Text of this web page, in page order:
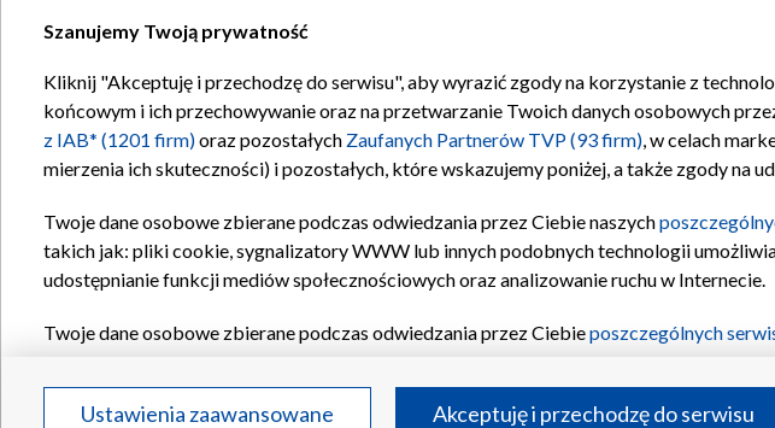
Regulamin TVP Polityka prywatności
Szanujemy Twoją prywatność
Kliknij "Akceptuję i przechodzę do serwisu", aby wyrazić zgody na korzystanie z
końcowym i ich przechowywanie oraz na przetwarzanie Twoich danych osobowych
z IAB* (1201 firm)oraz pozostałych Zaufanych Partnerów TVP (93 firm), w celach
mierzenia ich skuteczności) i pozostałych, które wskazujemy poniżej, a także zgody na
Twoje dane osobowe zbierane podczas odwiedzania przez Ciebie naszych
takich jak: pliki cookie, sygnalizatory WWW lub innych podobnych technologii
udostępnianie funkcji mediów społecznościowych oraz analizowanie ruchu w Internecie.
Twoje dane osobowe zbierane podczas odwiedzania przez Ciebieposzczególnych
Partnerów TVPdla realizacji następujących celów i funkcji: przechowywania informacji
reklam, tworzenia profilu spersonalizowanych reklam, tworzenia profilu
Ustawienia zaawansowane Akceptuję i przechodzę do serwisu